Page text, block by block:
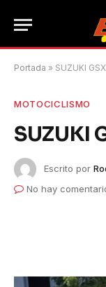
Portada » SUZUKI
MOTOCICLISMO
SUZUKI
Escrito por
No hay